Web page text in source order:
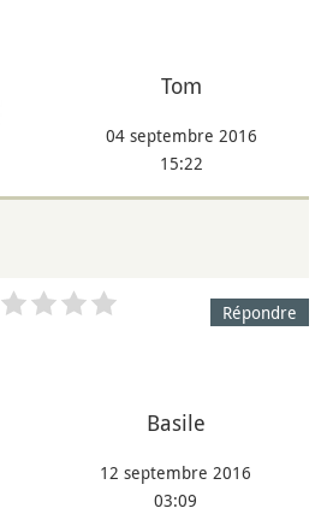
Tom
04 septembre 2016
15:22
Répondre
Basile
12 septembre 2016
03:09